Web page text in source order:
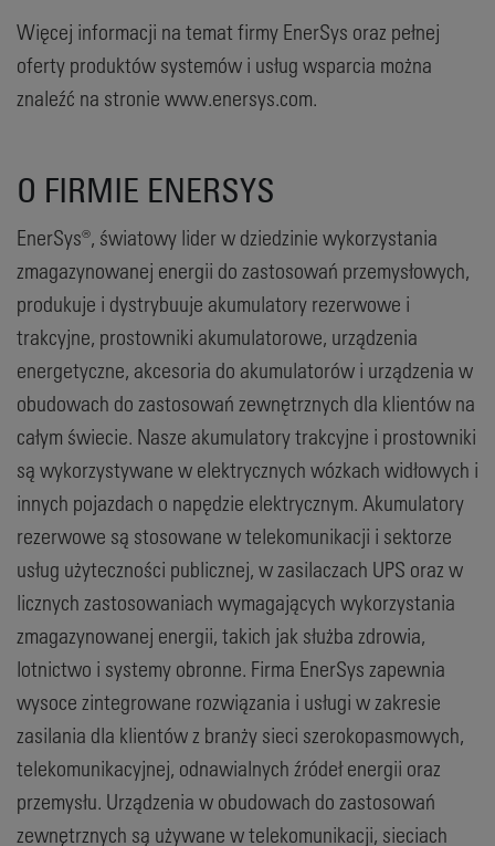
Więcej informacji na temat firmy EnerSys oraz pełnej
oferty produktów systemów i usług wsparcia można
znaleźć na stronie www.enersys.com.
O FIRMIE ENERSYS
EnerSys®, światowy lider w dziedzinie wykorzystania
zmagazynowanej energii do zastosowań przemysłowych,
produkuje i dystrybuuje akumulatory rezerwowe i
trakcyjne, prostowniki akumulatorowe, urządzenia
energetyczne, akcesoria do akumulatorów i urządzenia w
obudowach do zastosowań zewnętrznych dla klientów na
całym świecie. Nasze akumulatory trakcyjne i prostowniki
są wykorzystywane w elektrycznych wózkach widłowych i
innych pojazdach o napędzie elektrycznym. Akumulatory
rezerwowe są stosowane w telekomunikacji i sektorze
usług użyteczności publicznej, w zasilaczach UPS oraz w
licznych zastosowaniach wymagających wykorzystania
zmagazynowanej energii, takich jak służba zdrowia,
lotnictwo i systemy obronne. Firma EnerSys zapewnia
wysoce zintegrowane rozwiązania i usługi w zakresie
zasilania dla klientów z branży sieci szerokopasmowych,
telekomunikacyjnej, odnawialnych źródeł energii oraz
przemysłu. Urządzenia w obudowach do zastosowań
zewnętrznych są używane w telekomunikacji, sieciach